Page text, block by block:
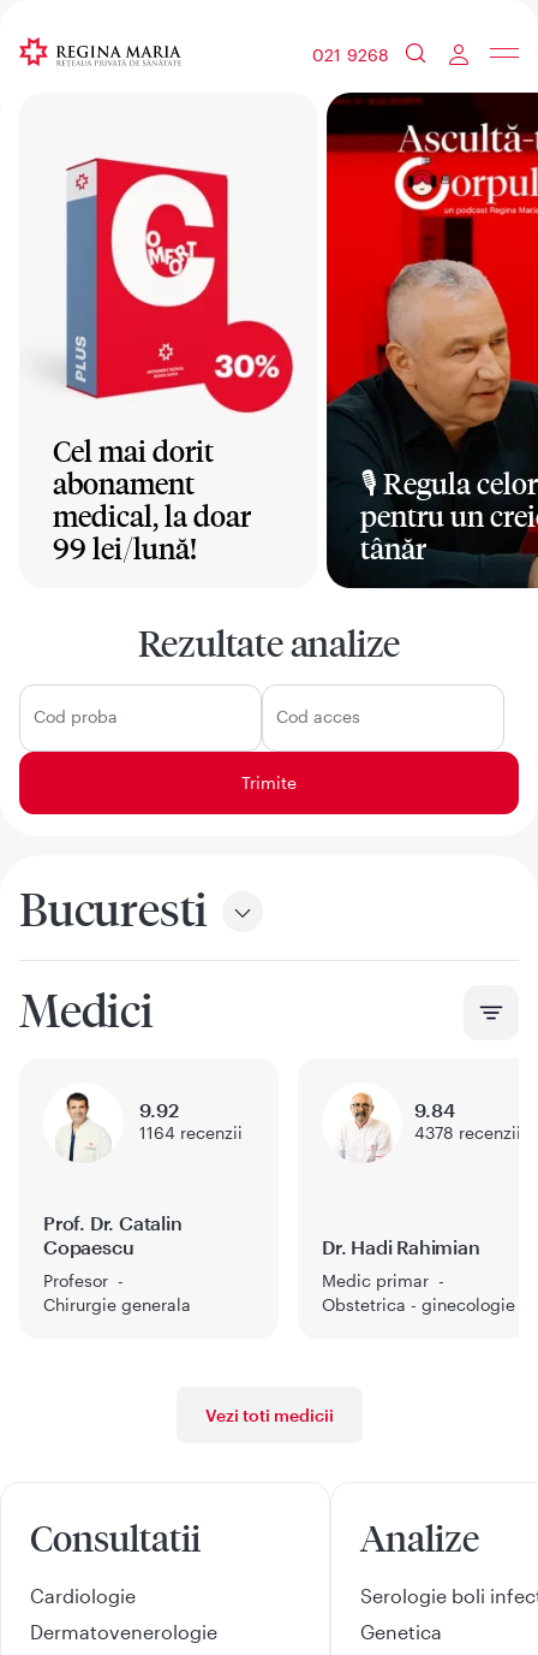
021 9268
Cel mai dorit
abonament
medical, la doar
99 lei/lună!
🎙️ Regula
pentru un
tânăr
Rezultate analize
Cod proba Cod acces
Bucuresti
Medici
Prof. Dr. Catalin
Copaescu
Profesor
Chirurgie generala
9.92
1164 recenzii
Dr. Hadi Rahimian
Medic primar
Obstetrica - ginecologie
9.84
4378 recenzii
Vezi toti medicii
Consultatii
Cardiologie
Dermatovenerologie
Analize
Serologie boli
Genetica